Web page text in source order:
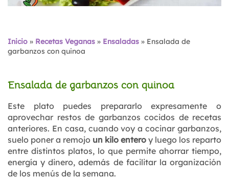
Inicio » Recetas Veganas » Ensaladas » Ensalada de
garbanzos con quinoa
Ensalada de garbanzos con quinoa
Este plato puedes prepararlo expresamente o
aprovechar restos de garbanzos cocidos de recetas
anteriores. En casa, cuando voy a cocinar garbanzos,
suelo poner a remojo un kilo entero y luego los reparto
entre distintos platos, lo que permite ahorrar tiempo,
energía y dinero, además de facilitar la organización
de los menús de la semana.